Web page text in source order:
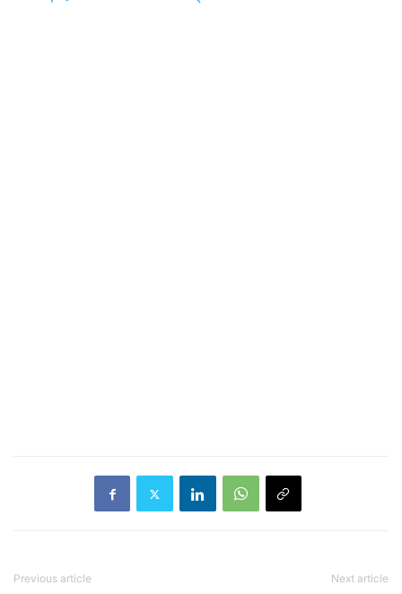
Previous article Next article